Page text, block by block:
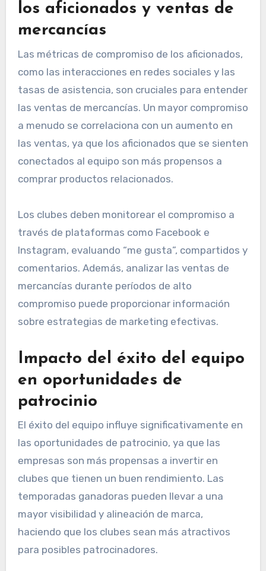
los aficionados y ventas de
mercancías
Las métricas de compromiso de los aficionados,
como las interacciones en redes sociales y las
tasas de asistencia, son cruciales para entender
las ventas de mercancías. Un mayor compromiso
a menudo se correlaciona con un aumento en
las ventas, ya que los aficionados que se sienten
conectados al equipo son más propensos a
comprar productos relacionados.
Los clubes deben monitorear el compromiso a
través de plataformas como Facebook e
Instagram, evaluando “me gusta”, compartidos y
comentarios. Además, analizar las ventas de
mercancías durante períodos de alto
compromiso puede proporcionar información
sobre estrategias de marketing efectivas.
Impacto del éxito del equipo
en oportunidades de
patrocinio
El éxito del equipo influye significativamente en
las oportunidades de patrocinio, ya que las
empresas son más propensas a invertir en
clubes que tienen un buen rendimiento. Las
temporadas ganadoras pueden llevar a una
mayor visibilidad y alineación de marca,
haciendo que los clubes sean más atractivos
para posibles patrocinadores.